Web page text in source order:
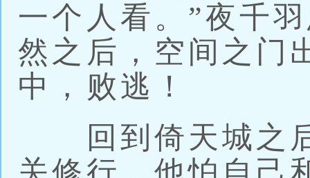
一个人看。”夜千
然之后，空间之门
中，败逃！
回到倚天城之后